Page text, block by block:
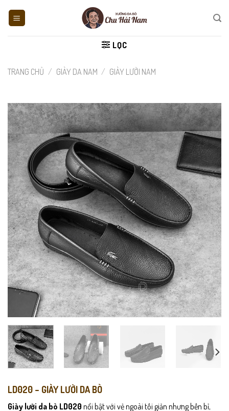
LỌC
TRANG CHỦ / GIÀY DA NAM / GIÀY LƯỜI NAM
LD020 – GIÀY LƯỜI DA BÒ
Giày lười da bò LD020 nổi bật với vẻ ngoài tối giản nhưng bền bỉ,